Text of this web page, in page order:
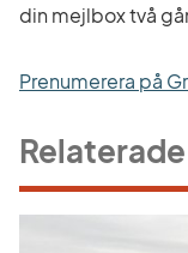
din mejlbox två
Prenumerera på